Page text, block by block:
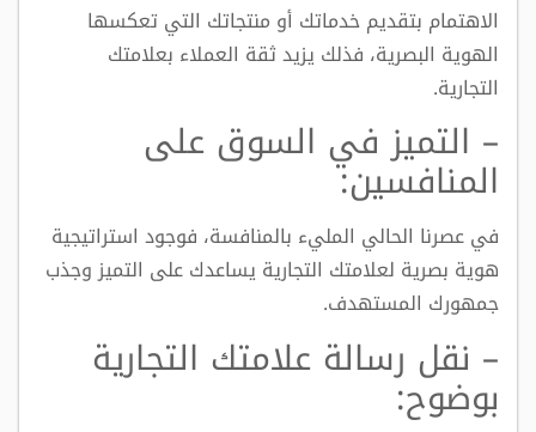
الاهتمام بتقديم خدماتك أو منتجاتك التي تعكسها
الهوية البصرية، فذلك يزيد ثقة العملاء بعلامتك
التجارية.
– التميز في السوق على
المنافسين:
في عصرنا الحالي المليء بالمنافسة، فوجود استراتيجية
هوية بصرية لعلامتك التجارية يساعدك على التميز وجذب
جمهورك المستهدف.
– نقل رسالة علامتك التجارية
بوضوح: